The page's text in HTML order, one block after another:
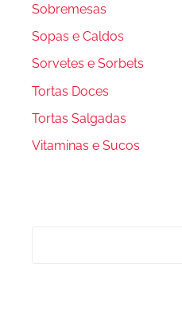
Sobremesas
Sopas e Caldos
Sorvetes e Sorbets
Tortas Doces
Tortas Salgadas
Vitaminas e Sucos